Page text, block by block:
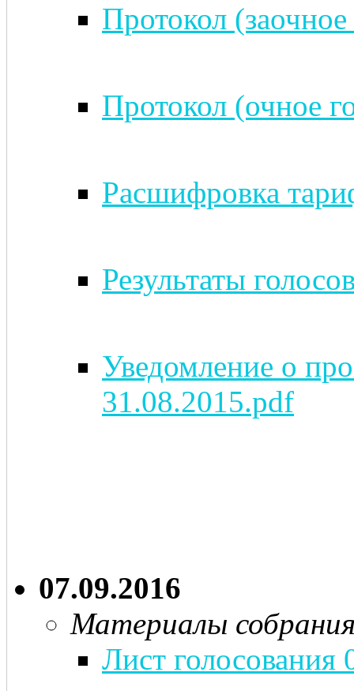
Протокол
Протокол (очное
Расшифровка
Результаты
Уведомление о
31.08.2015.pdf
07.09.2016
Материалы
Лист голосования